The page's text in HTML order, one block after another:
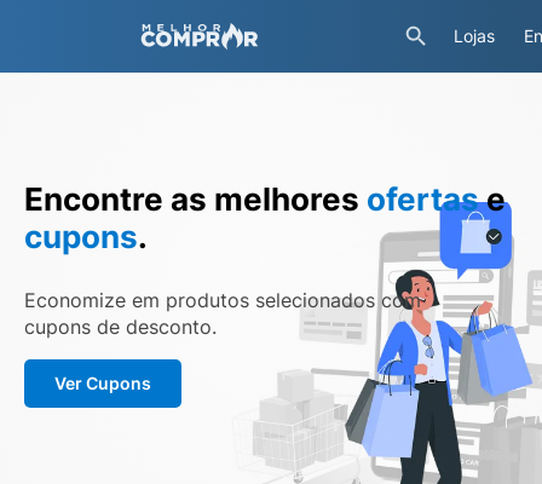
Lojas
Encontre as melhores ofertase
cupons.
Economize em produtos selecionados com
cupons de desconto.
Ver Cupons